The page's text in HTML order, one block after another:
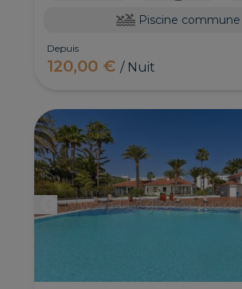
Piscine commune
Depuis
120,00 €/ Nuit